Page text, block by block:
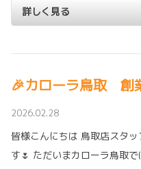
詳しく見る
🎉カローラ鳥取
2026.02.28
皆様こんにちは 鳥取店スタ
す🌷 ただいまカローラ鳥取